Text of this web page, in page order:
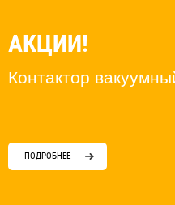
АКЦИИ!
Контактор
ПОДРОБНЕЕ